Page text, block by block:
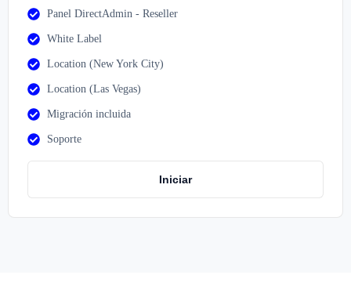
Iniciar
Panel DirectAdmin - Reseller
White Label
Location (New York City)
Location (Las Vegas)
Migración incluida
Soporte